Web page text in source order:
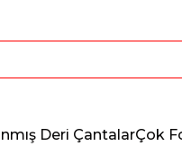
Deri ÇantalarÇok